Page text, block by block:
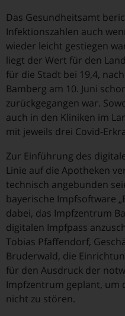
Das Gesundheitsamt
Infektionszahlen auch
wieder leicht gestiegen
liegt der Wert für den
für die Stadt bei 19,4,
Bamberg am 10. Juni
zurückgegangen war.
auch in den Kliniken im
mit jeweils drei Covid-
Zur Einführung des
Linie auf die Apotheken
technisch angebunden
bayerische Impfsoftware
dabei, das Impfzentrum
digitalen Impfpass
Tobias Pfaffendorf,
Bruderwald, die
für den Ausdruck der
Impfzentrum geplant, um
nicht zu stören.